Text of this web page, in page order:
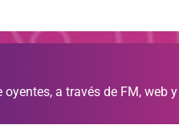
a través de FM, web